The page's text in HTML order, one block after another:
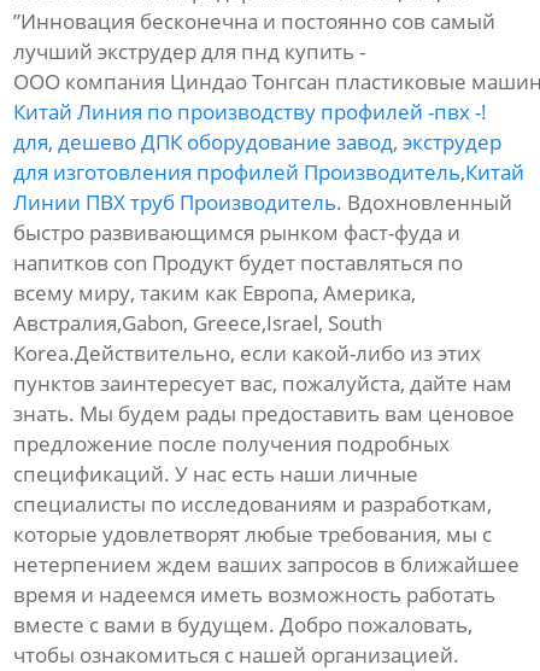
”Инновация бесконечна и постоянно сов самый
лучший экструдер для пнд купить -
ООО компания Циндао Тонгсан пластиковые
Китай Линия по производству профилей -пвх -!
для,дешево ДПК оборудование завод,экструдер
для изготовления профилей Производитель,Китай
Линии ПВХ труб Производитель. Вдохновленный
быстро развивающимся рынком фаст-фуда и
напитков con Продукт будет поставляться по
всему миру, таким как Европа, Америка,
Австралия,Gabon, Greece,Israel, South
Korea.Действительно, если какой-либо из этих
пунктов заинтересует вас, пожалуйста, дайте нам
знать. Мы будем рады предоставить вам ценовое
предложение после получения подробных
спецификаций. У нас есть наши личные
специалисты по исследованиям и разработкам,
которые удовлетворят любые требования, мы с
нетерпением ждем ваших запросов в ближайшее
время и надеемся иметь возможность работать
вместе с вами в будущем. Добро пожаловать,
чтобы ознакомиться с нашей организацией.